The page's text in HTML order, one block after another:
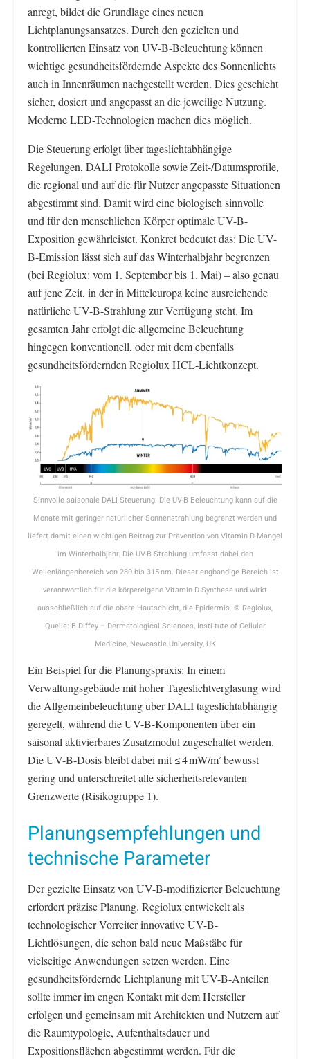
anregt, bildet die Grundlage eines neuen
Lichtplanungsansatzes. Durch den gezielten und
kontrollierten Einsatz von UV-B-Beleuchtung können
wichtige gesundheitsfördernde Aspekte des Sonnenlichts
auch in Innenräumen nachgestellt werden. Dies geschieht
sicher, dosiert und angepasst an die jeweilige Nutzung.
Moderne LED-Technologien machen dies möglich.
Die Steuerung erfolgt über tageslichtabhängige
Regelungen, DALI Protokolle sowie Zeit-/Datumsprofile,
die regional und auf die für Nutzer angepasste Situationen
abgestimmt sind. Damit wird eine biologisch sinnvolle
und für den menschlichen Körper optimale UV-B-
Exposition gewährleistet. Konkret bedeutet das: Die UV-
B-Emission lässt sich auf das Winterhalbjahr begrenzen
(bei Regiolux: vom 1. September bis 1. Mai) – also genau
auf jene Zeit, in der in Mitteleuropa keine ausreichende
natürliche UV-B-Strahlung zur Verfügung steht. Im
gesamten Jahr erfolgt die allgemeine Beleuchtung
hingegen konventionell, oder mit dem ebenfalls
gesundheitsfördernden Regiolux HCL-Lichtkonzept.
Sinnvolle saisonale DALI-Steuerung: Die UV-B-Beleuchtung kann auf die
Monate mit geringer natürlicher Sonnenstrahlung begrenzt werden und
liefert damit einen wichtigen Beitrag zur Prävention von Vitamin-D-Mangel
im Winterhalbjahr. Die UV-B-Strahlung umfasst dabei den
Wellenlängenbereich von 280 bis 315 nm. Dieser engbandige Bereich ist
verantwortlich für die körpereigene Vitamin-D-Synthese und wirkt
ausschließlich auf die obere Hautschicht, die Epidermis. © Regiolux,
Quelle: B.Diffey – Dermatological Sciences, Insti-tute of Cellular
Medicine, Newcastle University, UK
Ein Beispiel für die Planungspraxis: In einem
Verwaltungsgebäude mit hoher Tageslichtverglasung wird
die Allgemeinbeleuchtung über DALI tageslichtabhängig
geregelt, während die UV-B-Komponenten über ein
saisonal aktivierbares Zusatzmodul zugeschaltet werden.
Die UV-B-Dosis bleibt dabei mit ≤ 4 mW/m² bewusst
gering und unterschreitet alle sicherheitsrelevanten
Grenzwerte (Risikogruppe 1).
Planungsempfehlungen und
technische Parameter
Der gezielte Einsatz von UV-B-modifizierter Beleuchtung
erfordert präzise Planung. Regiolux entwickelt als
technologischer Vorreiter innovative UV-B-
Lichtlösungen, die schon bald neue Maßstäbe für
vielseitige Anwendungen setzen werden. Eine
gesundheitsfördernde Lichtplanung mit UV-B-Anteilen
sollte immer im engen Kontakt mit dem Hersteller
erfolgen und gemeinsam mit Architekten und Nutzern auf
die Raumtypologie, Aufenthaltsdauer und
Expositionsflächen abgestimmt werden. Für die